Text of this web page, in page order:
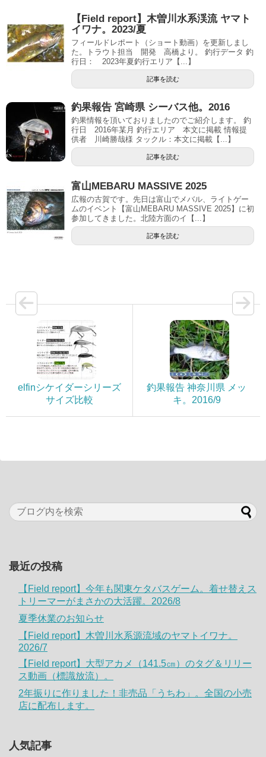
【Field report】木曽川水系渓流 ヤマト
イワナ。2023/夏
フィールドレポート（ショート動画）を更新しまし
た。トラウト担当 開発 高橋より。 釣行データ 釣
行日： 2023年夏釣行エリア【...】
記事を読む
釣果報告 宮崎県 シーバス他。2016
釣果情報を頂いておりましたのでご紹介します。 釣
行日 2016年某月 釣行エリア 本文に掲載 情報提
供者 川崎勝哉様 タックル：本文に掲載【...】
記事を読む
富山MEBARU MASSIVE 2025
広報の古賀です。先日は富山でメバル、ライトゲー
ムのイベント【富山MEBARU MASSIVE 2025】に初
参加してきました。北陸方面のイ【...】
記事を読む
elfinシケイダーシリーズ
サイズ比較
釣果報告 神奈川県 メッ
キ。2016/9
最近の投稿
【Field report】今年も関東ケタバスゲーム。着せ替えス
トリーマーがまさかの大活躍。2026/8
夏季休業のお知らせ
【Field report】木曽川水系源流域のヤマトイワナ。
2026/7
【Field report】大型アカメ（141.5㎝）のタグ＆リリー
ス動画（標識放流）。
2年振りに作りました！非売品「うちわ」。全国の小売
店に配布します。
人気記事